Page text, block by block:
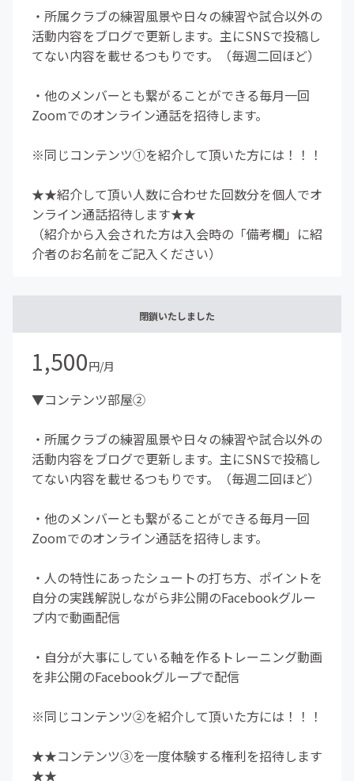
・所属クラブの練習風景や日々の練習や試合以外の
活動内容をブログで更新します。主にSNSで投稿し
てない内容を載せるつもりです。（毎週二回ほど）
・他のメンバーとも繋がることができる毎月一回
Zoomでのオンライン通話を招待します。
※同じコンテンツ①を紹介して頂いた方には！！！
★★紹介して頂い人数に合わせた回数分を個人でオ
ンライン通話招待します★★
（紹介から入会された方は入会時の「備考欄」に紹
介者のお名前をご記入ください）
閉鎖いたしました
1,500円/月
▼コンテンツ部屋②
・所属クラブの練習風景や日々の練習や試合以外の
活動内容をブログで更新します。主にSNSで投稿し
てない内容を載せるつもりです。（毎週二回ほど）
・他のメンバーとも繋がることができる毎月一回
Zoomでのオンライン通話を招待します。
・人の特性にあったシュートの打ち方、ポイントを
自分の実践解説しながら非公開のFacebookグルー
プ内で動画配信
・自分が大事にしている軸を作るトレーニング動画
を非公開のFacebookグループで配信
※同じコンテンツ②を紹介して頂いた方には！！！
★★コンテンツ③を一度体験する権利を招待します
★★